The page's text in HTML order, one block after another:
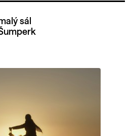
sál